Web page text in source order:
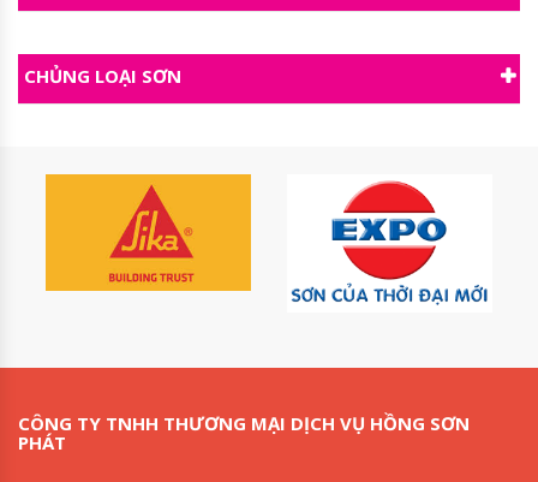
CHỦNG LOẠI SƠN
CÔNG TY TNHH THƯƠNG MẠI DỊCH VỤ HỒNG SƠN
PHÁT